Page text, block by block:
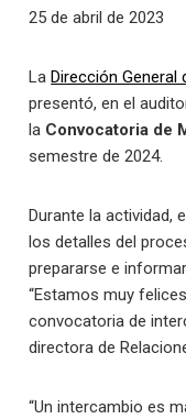
25 de abril de 2023
LaDirección General
presentó, en el
la Convocatoria de
semestre de 2024.
Durante la actividad,
los detalles del
prepararse e
“Estamos muy
convocatoria de
directora de
“Un intercambio es